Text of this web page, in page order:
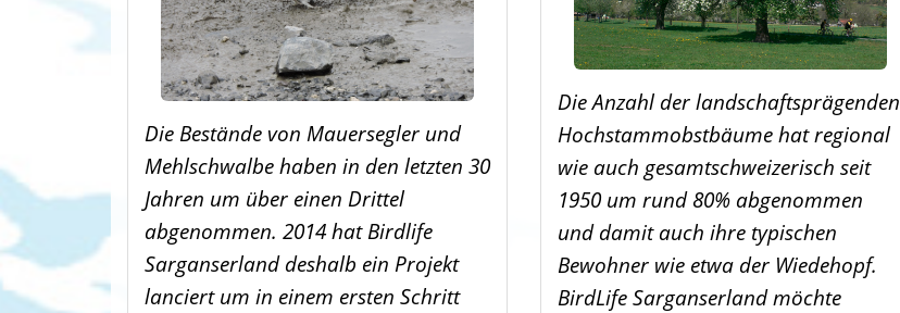
Die Bestände von Mauersegler und
Mehlschwalbe haben in den letzten 30
Jahren um über einen Drittel
abgenommen. 2014 hat Birdlife
Sarganserland deshalb ein Projekt
lanciert um in einem ersten Schritt
Die Anzahl der landschaftsprägenden
Hochstammobstbäume hat regional
wie auch gesamtschweizerisch seit
1950 um rund 80% abgenommen
und damit auch ihre typischen
Bewohner wie etwa der Wiedehopf.
BirdLife Sarganserland möchte